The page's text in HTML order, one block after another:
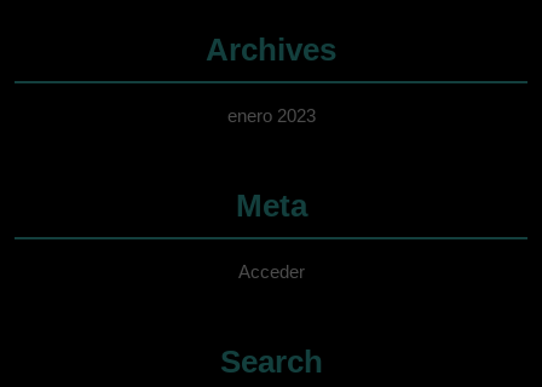
Archives
enero 2023
Meta
Acceder
Search